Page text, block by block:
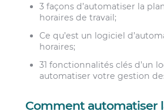
3 façons d’automatiser la
horaires de travail;
Ce qu’est un logiciel
horaires;
31 fonctionnalités clés d’un
automatiser votre gestion
Comment automatiser